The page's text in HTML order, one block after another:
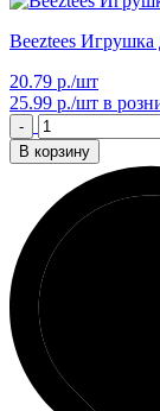
Beeztees
20.79 р./шт
25.99 р./шт в
-
В корзину